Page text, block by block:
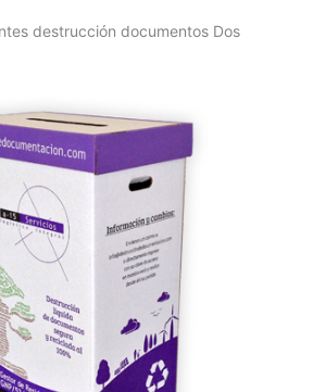
destrucción documentos Dos